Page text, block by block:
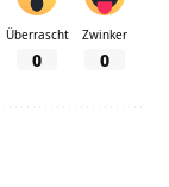
Überrascht
0
Zwinker
0